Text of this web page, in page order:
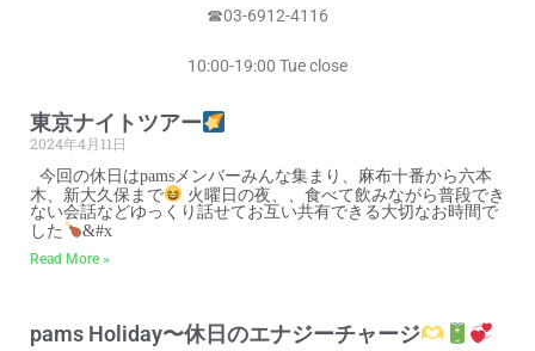
☎︎03-6912-4116
10:00-19:00 Tue close
東京ナイトツアー
2024年4月11日
今回の休日はpamsメンバーみんな集まり、麻布十番から六本
木、新大久保まで
火曜日の夜、、食べて飲みながら普段でき
ない会話などゆっくり話せてお互い共有できる大切なお時間で
した
&#x
Read More »
pams Holiday〜休日のエナジーチャージ